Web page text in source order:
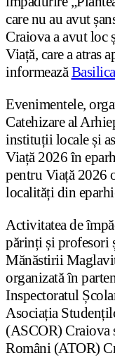
care nu au avut
Craiova a avut loc
Viață, care a atras
informează
Evenimentele,
Catehizare al
instituții locale și
Viață 2026 în
pentru Viață 2026
localități din
Activitatea de
părinți și profesori
Mănăstirii
organizată în
Inspectoratul
Asociația
(ASCOR) Craiova
Români (ATOR)